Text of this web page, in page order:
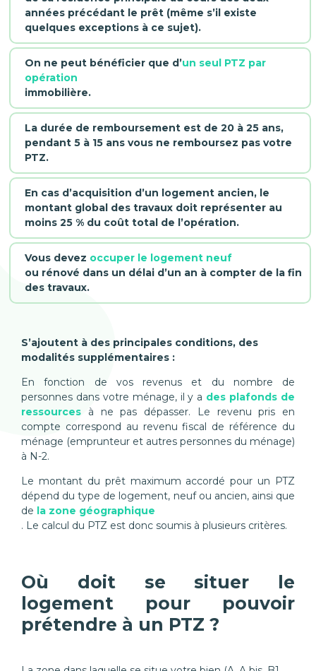
années précédant le prêt (même s’il existe
quelques exceptions à ce sujet).
On ne peut bénéficier que d’un seul PTZ par
opération
immobilière.
La durée de remboursement est de 20 à 25 ans,
pendant 5 à 15 ans vous ne remboursez pas votre
PTZ.
En cas d’acquisition d’un logement ancien, le
montant global des travaux doit représenter au
moins 25 % du coût total de l’opération.
Vous devez occuper le logement neuf
ou rénové dans un délai d’un an à compter de la fin
des travaux.
S’ajoutent à des principales conditions, des
modalités supplémentaires :
En fonction de vos revenus et du nombre de
personnes dans votre ménage, il y a des plafonds de
ressources à ne pas dépasser. Le revenu pris en
compte correspond au revenu fiscal de référence du
ménage (emprunteur et autres personnes du ménage)
à N-2.
Le montant du prêt maximum accordé pour un PTZ
dépend du type de logement, neuf ou ancien, ainsi que
de la zone géographique
. Le calcul du PTZ est donc soumis à plusieurs critères.
Où doit se situer le
logement pour pouvoir
prétendre à un PTZ ?